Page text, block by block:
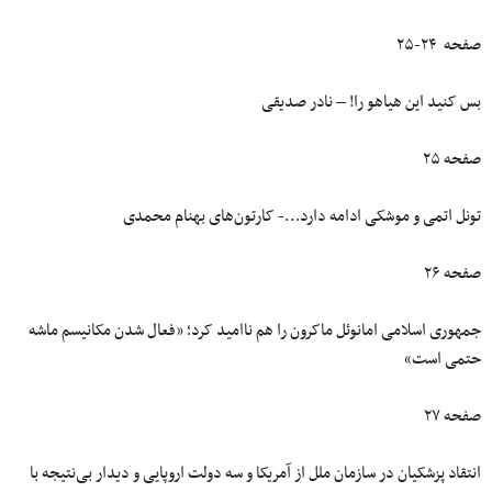
صفحه ۲۴-۲۵
بس کنید این هیاهو را‍! – نادر صدیقی
صفحه ۲۵
تونل اتمی و موشکی ادامه دارد…- کارتون‌های بهنام محمدی
صفحه ۲۶
جمهوری اسلامی امانوئل ماکرون را هم ناامید کرد؛ «فعال شدن مکانیسم ماشه
حتمی است»
صفحه ۲۷
انتقاد پزشکیان در سازمان ملل از آمریکا و سه دولت اروپایی و دیدار بی‌نتیجه با